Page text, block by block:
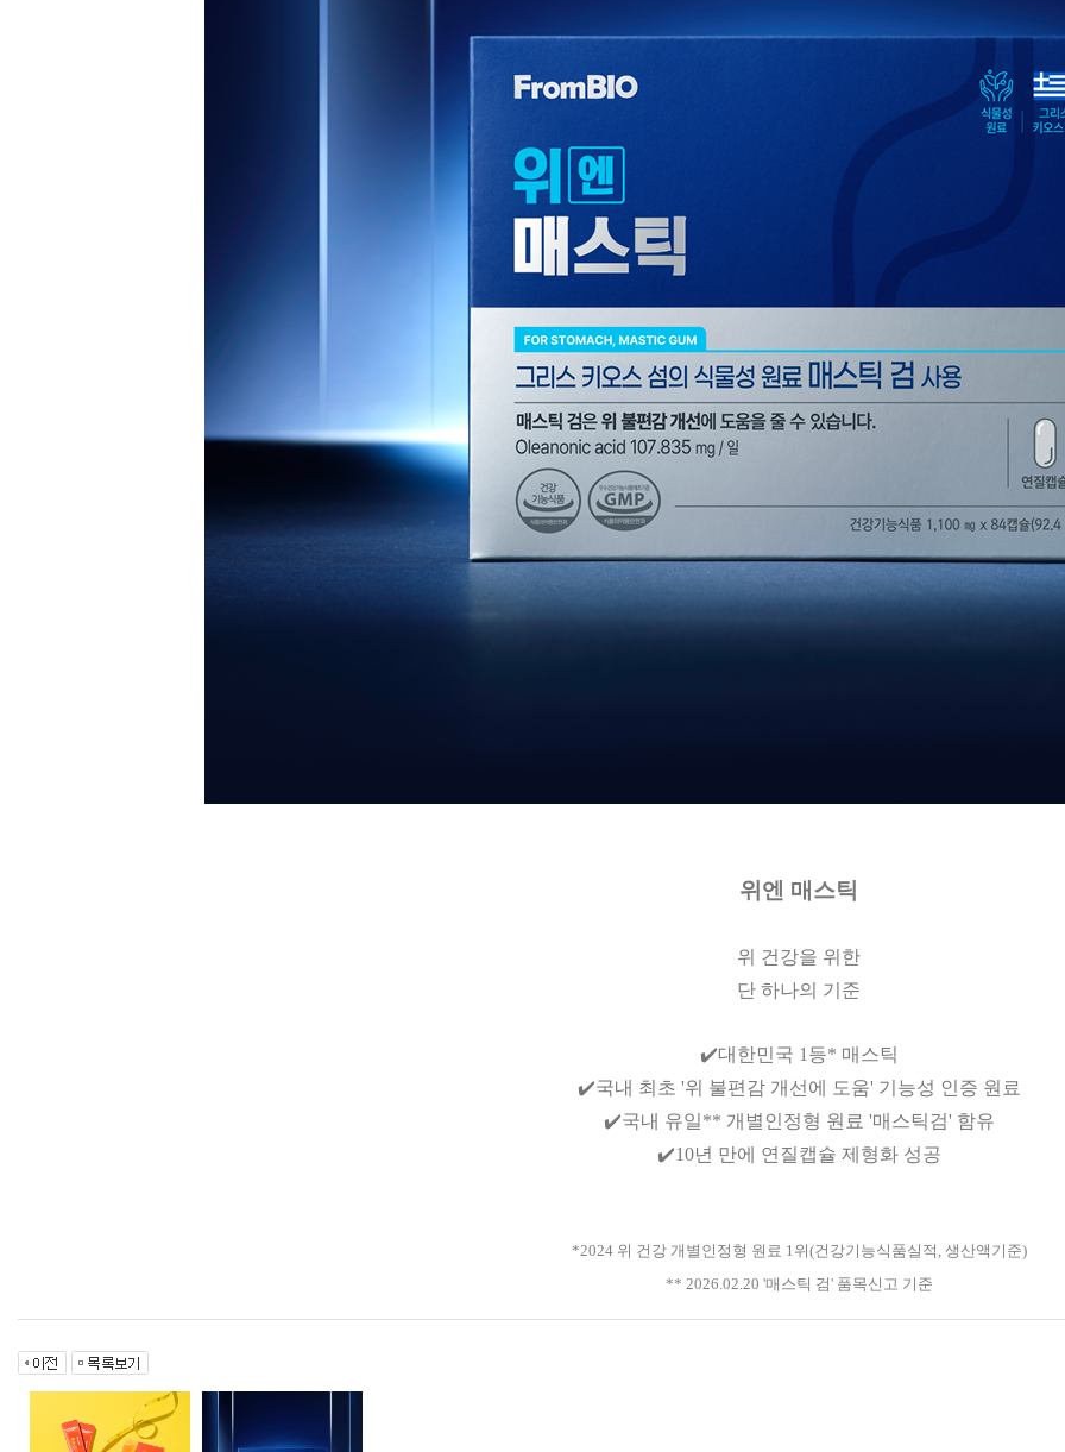
위엔 매스틱
위 건강을 위한
단 하나의 기준
✔️대한민국 1등* 매스틱
✔️국내 최초 '위 불편감 개선에 도움' 기능성 인증 원료
✔️국내 유일** 개별인정형 원료 '매스틱검' 함유
✔️10년 만에 연질캡슐 제형화 성공
*2024 위 건강 개별인정형 원료 1위(건강기능식품실적, 생산액기준)
** 2026.02.20 '매스틱 검' 품목신고 기준